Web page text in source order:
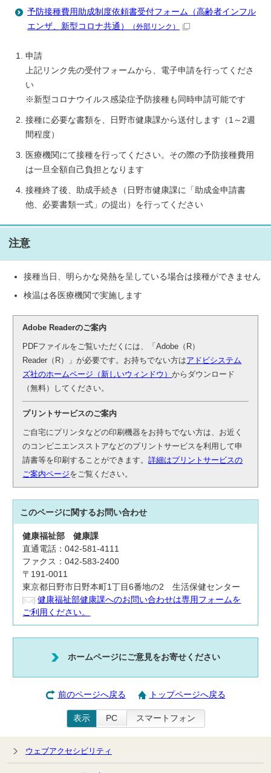
予防接種費用助成制度依頼書受付フォーム（高齢者インフル
エンザ、新型コロナ共通）
（外部リンク）
申請
上記リンク先の受付フォームから、電子申請を行ってくださ
い
※新型コロナウイルス感染症予防接種も同時申請可能です
接種に必要な書類を、日野市健康課から送付します（1～2週
間程度）
医療機関にて接種を行ってください。その際の予防接種費用
は一旦全額自己負担となります
接種終了後、助成手続き（日野市健康課に「助成金申請書
他、必要書類一式」の提出）を行ってください
注意
接種当日、明らかな発熱を呈している場合は接種ができません
検温は各医療機関で実施します
Adobe Readerのご案内
PDFファイルをご覧いただくには、「Adobe（R）
Reader（R）」が必要です。お持ちでない方はアドビシステム
ズ社のホームページ（新しいウィンドウ）からダウンロード
（無料）してください。
プリントサービスのご案内
ご自宅にプリンタなどの印刷機器をお持ちでない方は、お近く
のコンビニエンスストアなどのプリントサービスを利用して申
請書等を印刷することができます。詳細はプリントサービスの
ご案内ページをご覧ください。
このページに関するお問い合わせ
健康福祉部健康課
直通電話：042-581-4111
ファクス：042-583-2400
〒191-0011
東京都日野市日野本町1丁目6番地の2 生活保健センター
健康福祉部健康課へのお問い合わせは専用フォームを
ご利用ください。
ホームページにご意見をお寄せください
前のページへ戻る トップページへ戻る
表示 PC スマートフォン
ウェブアクセシビリティ